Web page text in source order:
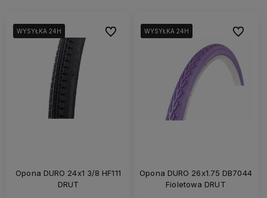
WYSYŁKA 24H
WYSYŁKA 24H
WYSYŁKA 24H
Opona DURO 24x1 3/8 HF111
DRUT
Do ulubionychWYSYŁKA 24H
WYSYŁKA 24H
WYSYŁKA 24H
Opona DURO 26x1.75 DB7044
Fioletowa DRUT
Do